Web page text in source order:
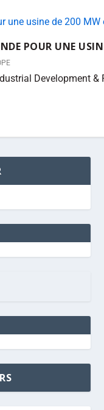
POUR UNE
Development